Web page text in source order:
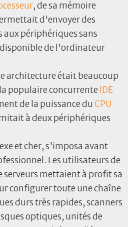
, de sa mémoire
d'envoyer des
périphériques sans
de l'ordinateur
architecture était beaucoup
populaire concurrente IDE
de la puissance du CPU
à deux périphériques
et cher, s'imposa avant
Les utilisateurs de
serveurs mettaient à profit sa
configurer toute une chaîne
durs très rapides, scanners
optiques, unités de